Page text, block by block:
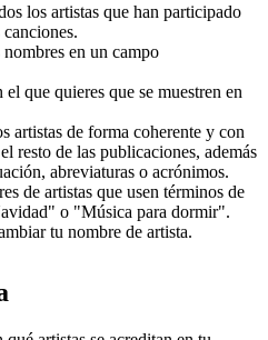
los artistas que han participado
en un campo
que quieres que se muestren en
artistas de forma coherente y con
resto de las publicaciones, además
abreviaturas o acrónimos.
de artistas que usen términos de
o "Música para dormir".
tu nombre de artista.